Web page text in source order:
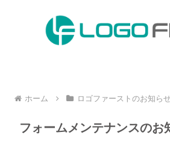
ホーム ロゴファーストのお知ら
フォームメンテナンスのお